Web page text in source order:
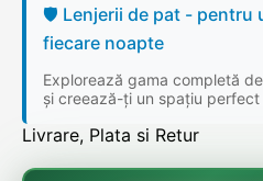
🛡️ Lenjerii de pat - pentru
fiecare noapte
Explorează gama completă
și creează-ți un spațiu
Livrare, Plata si Retur